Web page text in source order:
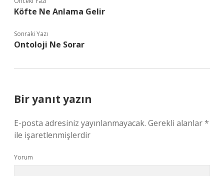
Köfte Ne Anlama Gelir
Sonraki Yazı
Ontoloji Ne Sorar
Bir yanıt yazın
E-posta adresiniz yayınlanmayacak. Gerekli alanlar*
ile işaretlenmişlerdir
Yorum